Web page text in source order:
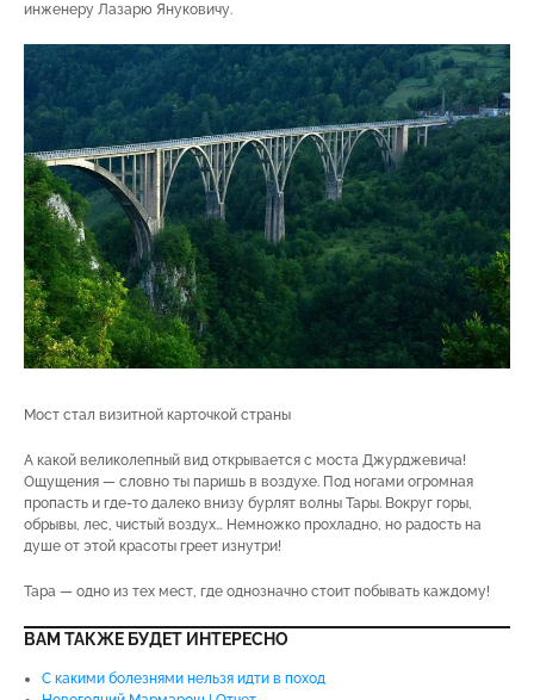
инженеру Лазарю Януковичу.
Мост стал визитной карточкой страны
А какой великолепный вид открывается с моста Джурджевича!
Ощущения — словно ты паришь в воздухе. Под ногами огромная
пропасть и где-то далеко внизу бурлят волны Тары. Вокруг горы,
обрывы, лес, чистый воздух… Немножко прохладно, но радость на
душе от этой красоты греет изнутри!
Тара — одно из тех мест, где однозначно стоит побывать каждому!
ВАМ ТАКЖЕ БУДЕТ ИНТЕРЕСНО
С какими болезнями нельзя идти в поход